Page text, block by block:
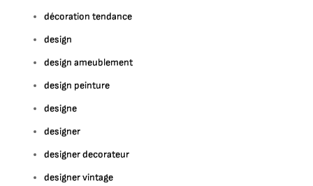
décoration tendance
design
design ameublement
design peinture
designe
designer
designer decorateur
designer vintage